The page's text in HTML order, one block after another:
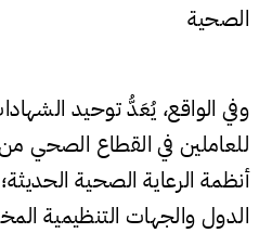
الصحية
وفي الواقع، يُعَدُّ توحيد
للعاملين في القطاع الصحي من
أنظمة الرعاية الصحية
الدول والجهات التنظيمية